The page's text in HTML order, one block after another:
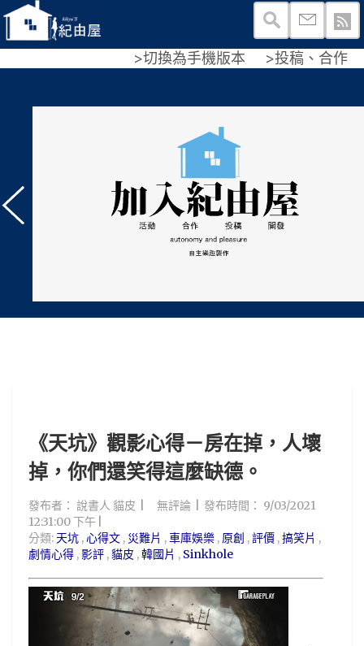
>切換為手機版本 >投稿、合作
《天坑》觀影心得－房在掉，人壞
掉，你們還笑得這麼缺德。
發布者： 說書人 貓皮 無評論 發布時間： 9/03/2021
12:31:00 下午
分類: 天坑 ,心得文 , 災難片 ,車庫娛樂 , 原創 ,評價 ,搞笑片 ,
劇情心得 ,影評 ,貓皮 ,韓國片 , Sinkhole